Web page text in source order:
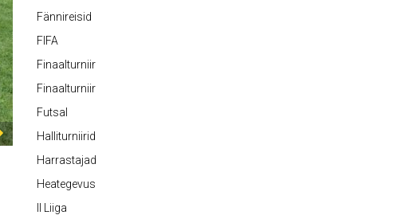
Fännireisid
FIFA
Finaalturniir
Finaalturniir
Futsal
Halliturniirid
Harrastajad
Heategevus
II Liiga